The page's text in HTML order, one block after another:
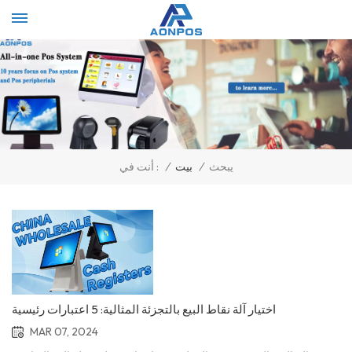
أنت في : / بيت / يبحث
اختيار آلة نقاط البيع بالتجزئة المثالية: 5 اعتبارات رئيسية
MAR 07, 2024